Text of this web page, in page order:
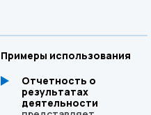
Примеры использования
Отчетность о
результатах
деятельности